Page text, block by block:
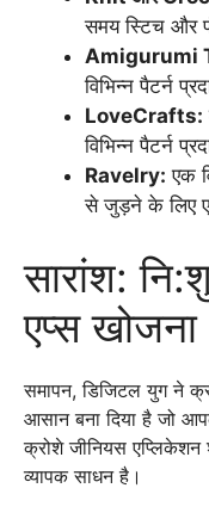
समय स्टिच और
Amigurumi
विभिन्न पैटर्न
LoveCrafts:
विभिन्न पैटर्न
Ravelry: एक
से जुड़ने के लिए
सारांश:
एप्स खोजना
समापन, डिजिटल युग ने
आसान बना दिया है जो
क्रोशे जीनियस
व्यापक साधन है।